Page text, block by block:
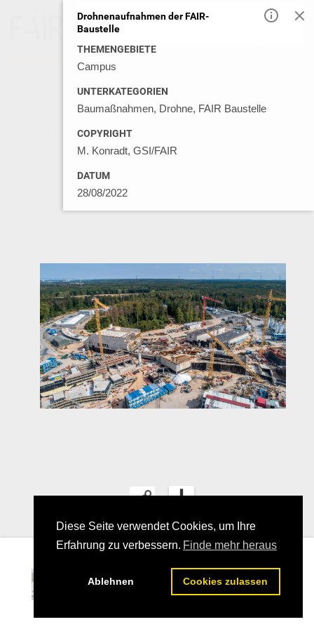
Diese Seite verwendet Cookies, um Ihre
Erfahrung zu verbessern. Finde mehr heraus
Ablehnen Cookies zulassen
Datenschutz Kontakt
Drohnenaufnahmen der FAIR-
Baustelle
THEMENGEBIETE
Campus
UNTERKATEGORIEN
Baumaßnahmen, Drohne, FAIR Baustelle
COPYRIGHT
M. Konradt, GSI/FAIR
DATUM
28/08/2022
10